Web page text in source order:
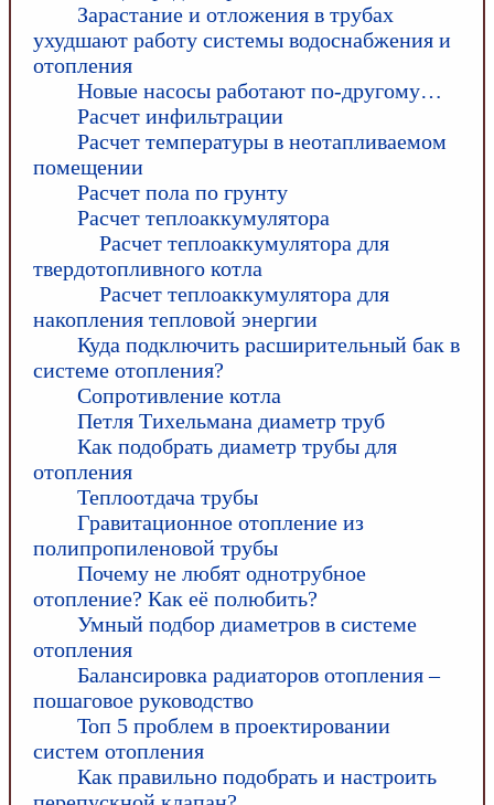
Зарастание и отложения в трубах
ухудшают работу системы водоснабжения и
отопления
Новые насосы работают по-другому…
Расчет инфильтрации
Расчет температуры в неотапливаемом
помещении
Расчет пола по грунту
Расчет теплоаккумулятора
Расчет теплоаккумулятора для
твердотопливного котла
Расчет теплоаккумулятора для
накопления тепловой энергии
Куда подключить расширительный бак в
системе отопления?
Сопротивление котла
Петля Тихельмана диаметр труб
Как подобрать диаметр трубы для
отопления
Теплоотдача трубы
Гравитационное отопление из
полипропиленовой трубы
Почему не любят однотрубное
отопление? Как её полюбить?
Умный подбор диаметров в системе
отопления
Балансировка радиаторов отопления –
пошаговое руководство
Топ 5 проблем в проектировании
систем отопления
Как правильно подобрать и настроить